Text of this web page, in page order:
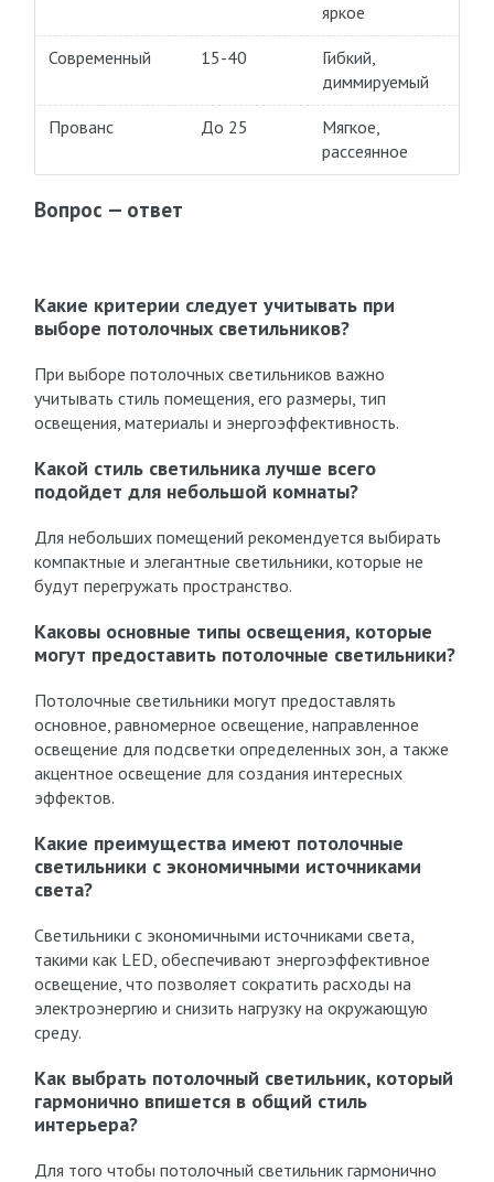
яркое
Современный 15-40
Гибкий,
диммируемый
Прованс До 25
Мягкое,
рассеянное
Вопрос — ответ
Какие критерии следует учитывать при
выборе потолочных светильников?
При выборе потолочных светильников важно
учитывать стиль помещения, его размеры, тип
освещения, материалы и энергоэффективность.
Какой стиль светильника лучше всего
подойдет для небольшой комнаты?
Для небольших помещений рекомендуется выбирать
компактные и элегантные светильники, которые не
будут перегружать пространство.
Каковы основные типы освещения, которые
могут предоставить потолочные светильники?
Потолочные светильники могут предоставлять
основное, равномерное освещение, направленное
освещение для подсветки определенных зон, а также
акцентное освещение для создания интересных
эффектов.
Какие преимущества имеют потолочные
светильники с экономичными источниками
света?
Светильники с экономичными источниками света,
такими как LED, обеспечивают энергоэффективное
освещение, что позволяет сократить расходы на
электроэнергию и снизить нагрузку на окружающую
среду.
Как выбрать потолочный светильник, который
гармонично впишется в общий стиль
интерьера?
Для того чтобы потолочный светильник гармонично